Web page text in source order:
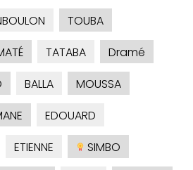
TOUBA
TATABA
Dramé
BALLA
MOUSSA
EDOUARD
ETIENNE
SIMBO